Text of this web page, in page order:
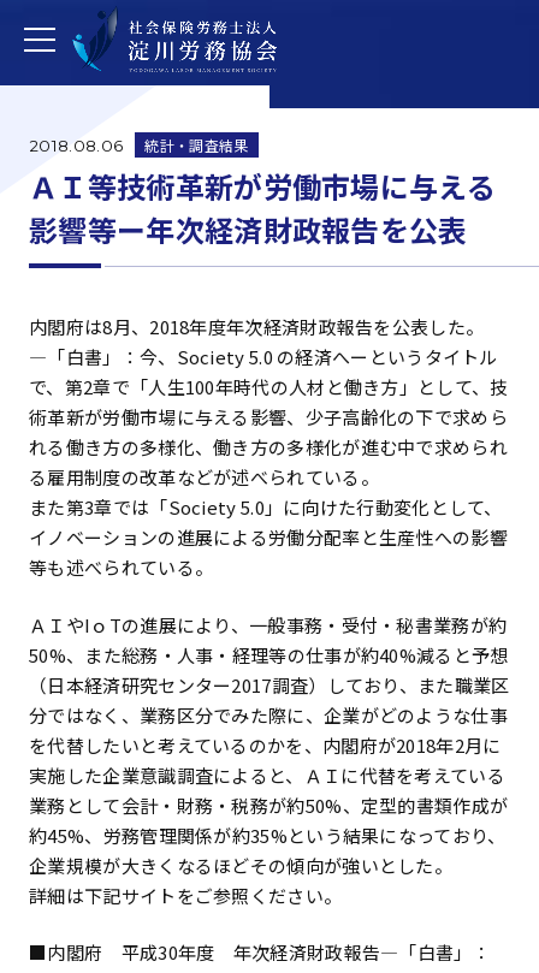
2018.08.06 統計・調査結果
ＡＩ等技術革新が労働市場に与える
影響等ー年次経済財政報告を公表
内閣府は8月、2018年度年次経済財政報告を公表した。
―「白書」：今、Society 5.0 の経済へーというタイトル
で、第2章で「人生100年時代の人材と働き方」として、技
術革新が労働市場に与える影響、少子高齢化の下で求めら
れる働き方の多様化、働き方の多様化が進む中で求められ
る雇用制度の改革などが述べられている。
また第3章では「Society 5.0」に向けた行動変化として、
イノベーションの進展による労働分配率と生産性への影響
等も述べられている。
ＡＩやIｏTの進展により、一般事務・受付・秘書業務が約
50%、また総務・人事・経理等の仕事が約40%減ると予想
（日本経済研究センター2017調査）しており、また職業区
分ではなく、業務区分でみた際に、企業がどのような仕事
を代替したいと考えているのかを、内閣府が2018年2月に
実施した企業意識調査によると、ＡＩに代替を考えている
業務として会計・財務・税務が約50%、定型的書類作成が
約45%、労務管理関係が約35%という結果になっており、
企業規模が大きくなるほどその傾向が強いとした。
詳細は下記サイトをご参照ください。
■内閣府 平成30年度 年次経済財政報告―「白書」：